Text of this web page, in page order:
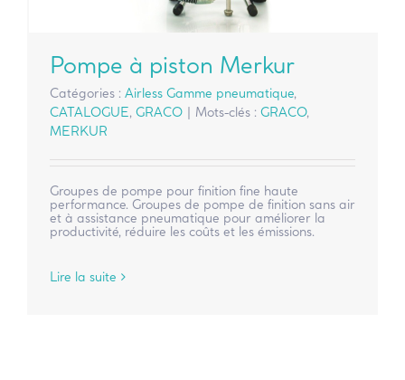
Pompe à piston Merkur
Catégories : Airless Gamme pneumatique,
CATALOGUE, GRACO Mots-clés : GRACO,
MERKUR
Groupes de pompe pour finition fine haute
performance. Groupes de pompe de finition sans air
et à assistance pneumatique pour améliorer la
productivité, réduire les coûts et les émissions.
Lire la suite